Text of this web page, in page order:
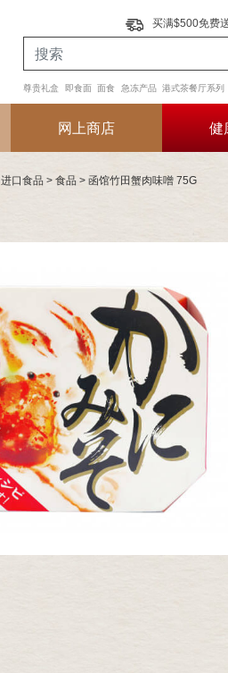
买满$500免费
尊贵礼盒 即食面 面食 急冻产品 港式茶餐厅系列
网上商店 健
进口食品 > 食品 > 函馆竹田蟹肉味噌 75G